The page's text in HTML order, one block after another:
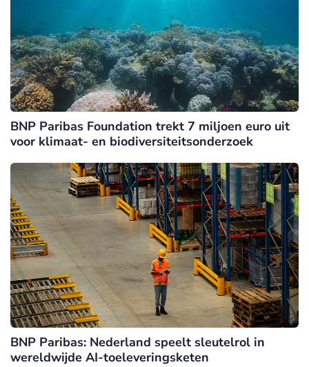
BNP Paribas Foundation trekt 7 miljoen euro uit
voor klimaat- en biodiversiteitsonderzoek
BNP Paribas: Nederland speelt sleutelrol in
wereldwijde AI-toeleveringsketen